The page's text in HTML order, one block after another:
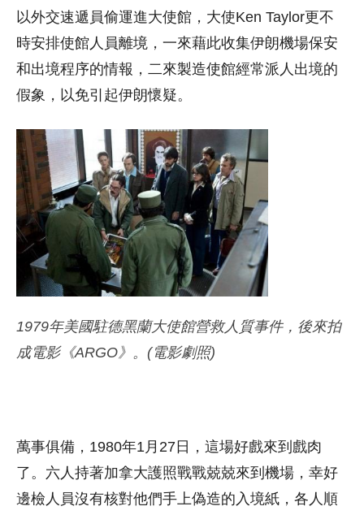
以外交速遞員偷運進大使館，大使Ken Taylor更不
時安排使館人員離境，一來藉此收集伊朗機場保安
和出境程序的情報，二來製造使館經常派人出境的
假象，以免引起伊朗懷疑。
1979年美國駐德黑蘭大使館營救人質事件，後來拍
成電影《ARGO》。(電影劇照)
萬事俱備，1980年1月27日，這場好戲來到戲肉
了。六人持著加拿大護照戰戰兢兢來到機場，幸好
邊檢人員沒有核對他們手上偽造的入境紙，各人順